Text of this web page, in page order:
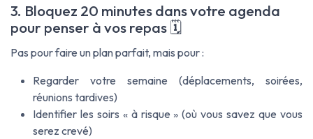
3. Bloquez 20 minutes dans votre agenda
pour penser à vos repas 🗓️
Pas pour faire un plan parfait, mais pour :
Regarder votre semaine (déplacements, soirées,
réunions tardives)
Identifier les soirs « à risque » (où vous savez que vous
serez crevé)